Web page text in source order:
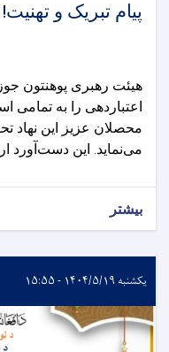
پیام تبریک و تهنیت!
هیئت رهبری پوهنتون
اعتباردهی را به تمامی
محصلان عزیز این نهاد
می‌نماید. این دست‌آورد
بیشتر
یکشنبه ۱۴۰۴/۵/۱۹ - ۱۵:۵۵